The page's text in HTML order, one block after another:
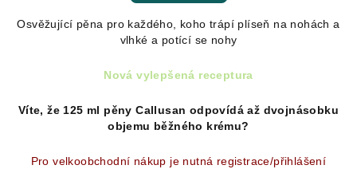
z
5
Osvěžující pěna pro každého, koho trápí plíseň na nohách a
vlhké a potící se nohy
Nová vylepšená receptura
Víte, že 125 ml pěny Callusan odpovídá až dvojnásobku
objemu běžného krému?
Pro velkoobchodní nákup je nutná registrace/přihlášení